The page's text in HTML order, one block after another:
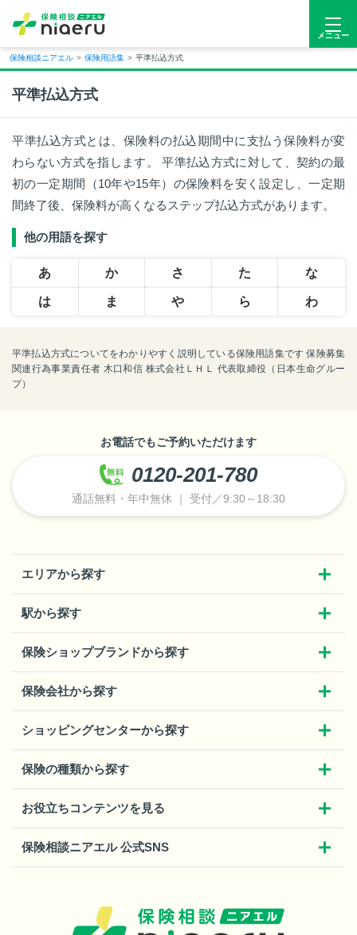
メニュー
保険相談ニアエル > 保険用語集 > 平準払込方式
平準払込方式
平準払込方式とは、保険料の払込期間中に支払う保険料が変
わらない方式を指します。 平準払込方式に対して、契約の最
初の一定期間（10年や15年）の保険料を安く設定し、一定期
間終了後、保険料が高くなるステップ払込方式があります。
他の用語を探す
あ か さ た な
は ま や ら わ
平準払込方式についてをわかりやすく説明している保険用語集です 保険募集
関連行為事業責任者 木口和信 株式会社ＬＨＬ 代表取締役（日本生命グルー
プ）
お電話でもご予約いただけます
0120-201-780
通話無料・年中無休 ｜ 受付／9:30～18:30
エリアから探す
駅から探す
保険ショップブランドから探す
保険会社から探す
ショッピングセンターから探す
保険の種類から探す
お役立ちコンテンツを見る
保険相談ニアエル 公式SNS